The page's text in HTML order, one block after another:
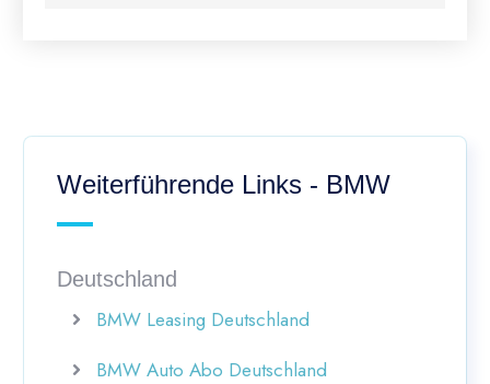
Weiterführende Links - BMW
Deutschland
BMW Leasing Deutschland
BMW Auto Abo Deutschland